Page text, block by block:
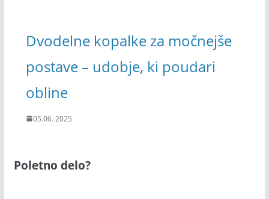
Dvodelne kopalke za močnejše
postave – udobje, ki poudari
obline
05.06. 2025
Poletno delo?